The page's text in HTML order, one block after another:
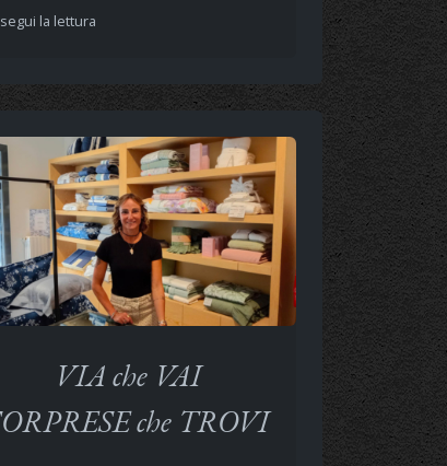
la lettura
VIA che VAI
che TROVI